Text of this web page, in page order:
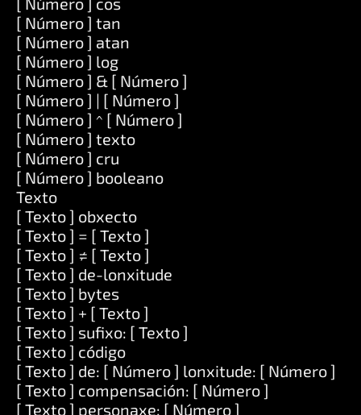
[ Número ] tan
[ Número ] atan
[ Número ] log
[ Número ] & [ Número ]
[ Número ] | [ Número ]
[ Número ] ^ [ Número ]
[ Número ] texto
[ Número ] cru
[ Número ] booleano
Texto
[ Texto ] obxecto
[ Texto ] = [ Texto ]
[ Texto ] ≠ [ Texto ]
[ Texto ] de-lonxitude
[ Texto ] bytes
[ Texto ] + [ Texto ]
[ Texto ] sufixo: [ Texto ]
[ Texto ] código
[ Texto ] de: [ Número ] lonxitude: [ Número ]
[ Texto ] compensación: [ Número ]
[ Texto ] personaxe: [ Número ]